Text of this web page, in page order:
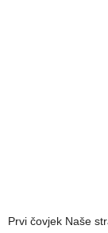
Prvi čovjek Naše